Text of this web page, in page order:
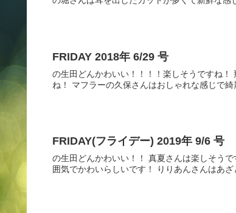
FRIDAY 2018年 6/29 号
の生田どんかわいい！！！！楽しそうですね
ね！ マフラーの久保さんはおしゃれな感じで
FRIDAY(フライデー) 2019年 9/6 号
の生田どんかわいい！！ 真夏さんは楽しそう
囲気でかわいらしいです！ りりあんさんはあ